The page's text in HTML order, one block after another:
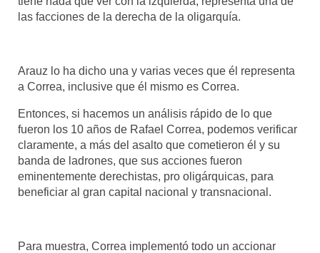
las facciones de la derecha de la oligarquía.
Arauz lo ha dicho una y varias veces que él representa
a Correa, inclusive que él mismo es Correa.
Entonces, si hacemos un análisis rápido de lo que
fueron los 10 años de Rafael Correa, podemos verificar
claramente, a más del asalto que cometieron él y su
banda de ladrones, que sus acciones fueron
eminentemente derechistas, pro oligárquicas, para
beneficiar al gran capital nacional y transnacional.
Para muestra, Correa implementó todo un accionar